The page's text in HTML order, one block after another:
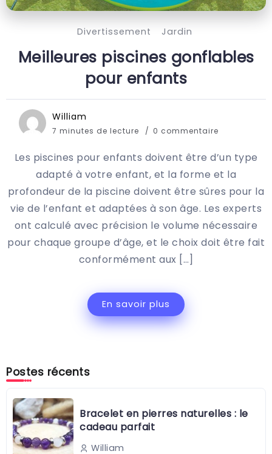
Divertissement Jardin
Meilleures piscines gonflables
pour enfants
William
7 minutes de lecture 0 commentaire
Les piscines pour enfants doivent être d’un type
adapté à votre enfant, et la forme et la
profondeur de la piscine doivent être sûres pour la
vie de l’enfant et adaptées à son âge. Les experts
ont calculé avec précision le volume nécessaire
pour chaque groupe d’âge, et le choix doit être fait
conformément aux […]
En savoir plus
Postes récents
Bracelet en pierres naturelles : le
cadeau parfait
William